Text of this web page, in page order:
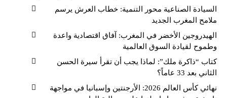
السيادة الصناعية محور التنمية: خطاب العرش يرسم
ملامح المغرب الجديد
الهيدروجين الأخضر في المغرب: آفاق اقتصادية واعدة
وطموح لقيادة السوق العالمية
كتاب “ذاكرة ملك”: لماذا يجب أن تقرأ سيرة الحسن
الثاني بعد 33 عاماً؟
نهائي كأس العالم 2026: الأرجنتين وإسبانيا في مواجهة